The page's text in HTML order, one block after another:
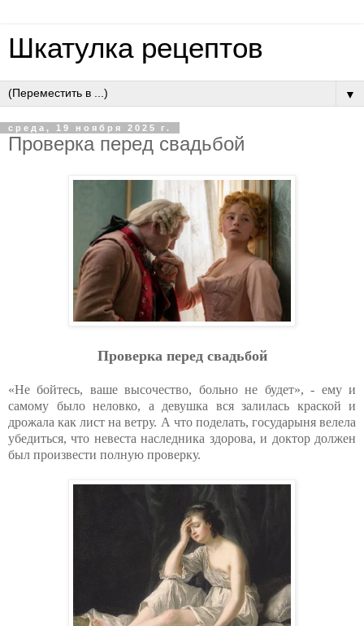
Шкатулка рецептов
▼
среда, 19 ноября 2025 г.
Пpoвepкa пepeд cвaдьбoй
Пpoвepкa пepeд cвaдьбoй
«Не бойтесь, ваше высочество, больно не будет», - ему и
самому было неловко, а девушка вся залилась краской и
дрожала как лист на ветру. А что поделать, государыня велела
убедиться, что невеста наследника здорова, и доктор должен
был произвести полную проверку.